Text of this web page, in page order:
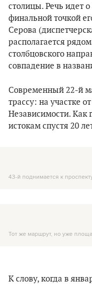
столицы. Речь идет
финальной точкой
Серова
располагается
столбцовского
совпадение в
Современный 22-й
трассу: на участке
Независимости. Как
истокам спустя 20
43-й поднимается к
Тот же маршрут, но уже
К слову, когда в